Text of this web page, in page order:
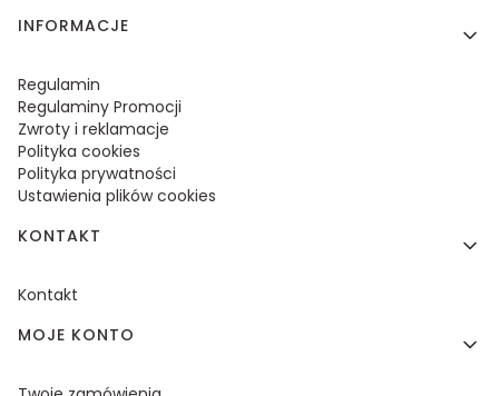
Linki w stopce
INFORMACJE
Regulamin
Regulaminy Promocji
Zwroty i reklamacje
Polityka cookies
Polityka prywatności
Ustawienia plików cookies
KONTAKT
Kontakt
MOJE KONTO